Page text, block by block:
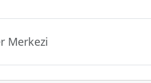
Merkezi